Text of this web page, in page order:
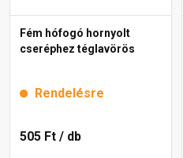
Fém hófogó hornyolt
cseréphez téglavörös
Rendelésre
505 Ft / db